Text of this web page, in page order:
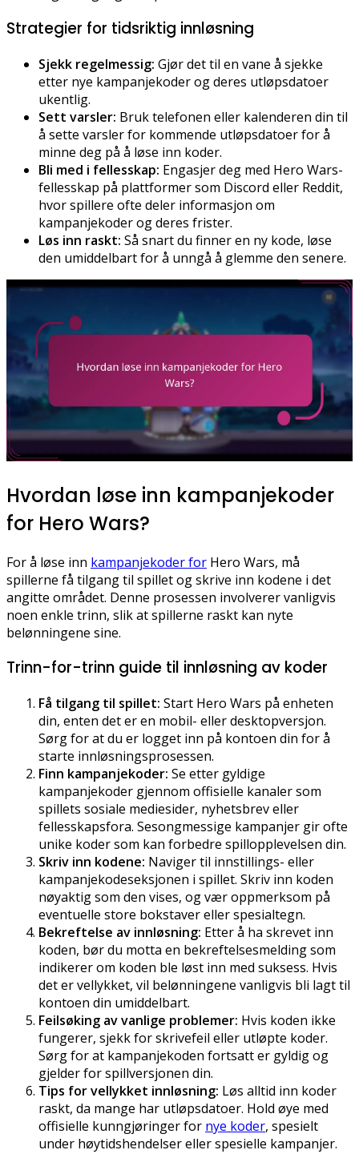
Strategier for tidsriktig innløsning
Sjekk regelmessig: Gjør det til en vane å sjekke
etter nye kampanjekoder og deres utløpsdatoer
ukentlig.
Sett varsler: Bruk telefonen eller kalenderen din til
å sette varsler for kommende utløpsdatoer for å
minne deg på å løse inn koder.
Bli med i fellesskap: Engasjer deg med Hero Wars-
fellesskap på plattformer som Discord eller Reddit,
hvor spillere ofte deler informasjon om
kampanjekoder og deres frister.
Løs inn raskt: Så snart du finner en ny kode, løse
den umiddelbart for å unngå å glemme den senere.
Hvordan løse inn kampanjekoder
for Hero Wars?
For å løse inn kampanjekoder for Hero Wars, må
spillerne få tilgang til spillet og skrive inn kodene i det
angitte området. Denne prosessen involverer vanligvis
noen enkle trinn, slik at spillerne raskt kan nyte
belønningene sine.
Trinn-for-trinn guide til innløsning av koder
Få tilgang til spillet: Start Hero Wars på enheten
din, enten det er en mobil- eller desktopversjon.
Sørg for at du er logget inn på kontoen din for å
starte innløsningsprosessen.
Finn kampanjekoder: Se etter gyldige
kampanjekoder gjennom offisielle kanaler som
spillets sosiale mediesider, nyhetsbrev eller
fellesskapsfora. Sesongmessige kampanjer gir ofte
unike koder som kan forbedre spillopplevelsen din.
Skriv inn kodene: Naviger til innstillings- eller
kampanjekodeseksjonen i spillet. Skriv inn koden
nøyaktig som den vises, og vær oppmerksom på
eventuelle store bokstaver eller spesialtegn.
Bekreftelse av innløsning: Etter å ha skrevet inn
koden, bør du motta en bekreftelsesmelding som
indikerer om koden ble løst inn med suksess. Hvis
det er vellykket, vil belønningene vanligvis bli lagt til
kontoen din umiddelbart.
Feilsøking av vanlige problemer: Hvis koden ikke
fungerer, sjekk for skrivefeil eller utløpte koder.
Sørg for at kampanjekoden fortsatt er gyldig og
gjelder for spillversjonen din.
Tips for vellykket innløsning: Løs alltid inn koder
raskt, da mange har utløpsdatoer. Hold øye med
offisielle kunngjøringer for nye koder, spesielt
under høytidshendelser eller spesielle kampanjer.